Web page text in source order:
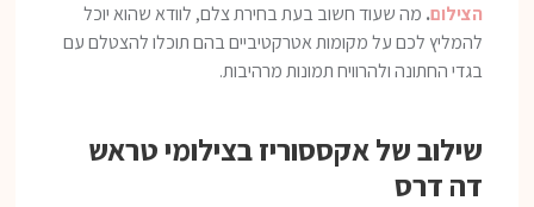
הצילום. מה שעוד חשוב בעת בחירת צלם, לוודא שהוא יוכל
להמליץ לכם על מקומות אטרקטיביים בהם תוכלו להצטלם עם
בגדי החתונה ולהרוויח תמונות מרהיבות.
שילוב של אקססוריז בצילומי טראש
דה דרס